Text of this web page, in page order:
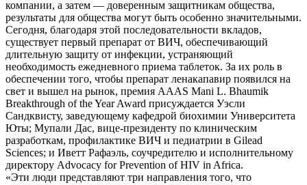
компании, а затем — доверенным защитникам общества,
результаты для общества могут быть особенно значительными.
Сегодня, благодаря этой последовательности вкладов,
существует первый препарат от ВИЧ, обеспечивающий
длительную защиту от инфекции, устраняющий
необходимость ежедневного приема таблеток. За их роль в
обеспечении того, чтобы препарат ленакапавир появился на
свет и вышел на рынок, премия AAAS Mani L. Bhaumik
Breakthrough of the Year Award присуждается Уэсли
Сандквисту, заведующему кафедрой биохимии Университета
Юты; Мупали Дас, вице-президенту по клиническим
разработкам, профилактике ВИЧ и педиатрии в Gilead
Sciences; и Иветт Рафаэль, соучредителю и исполнительному
директору Advocacy for Prevention of HIV in Africa.
«Эти люди представляют три направления того, что